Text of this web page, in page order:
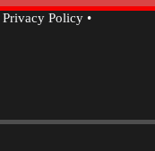
Privacy Policy•